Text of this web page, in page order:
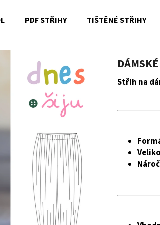
PDF STŘIHY TIŠTĚNÉ STŘIHY
Střih na
Co potřebujete najít?
Doporučujeme